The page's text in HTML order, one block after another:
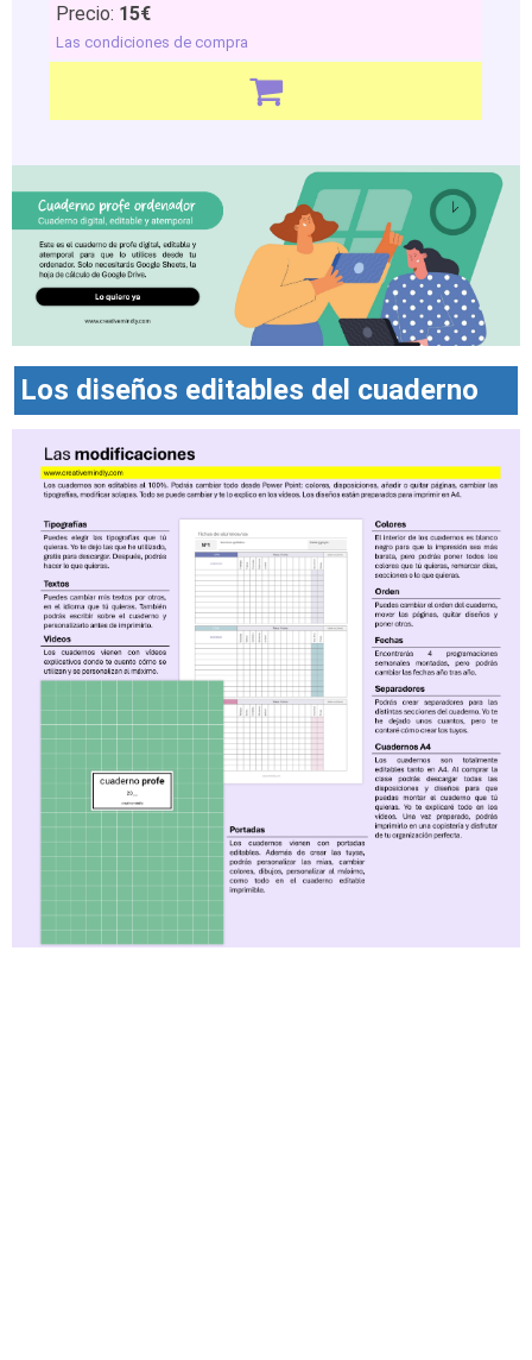
Precio: 15€
Las condiciones de compra
Los diseños editables del cuaderno